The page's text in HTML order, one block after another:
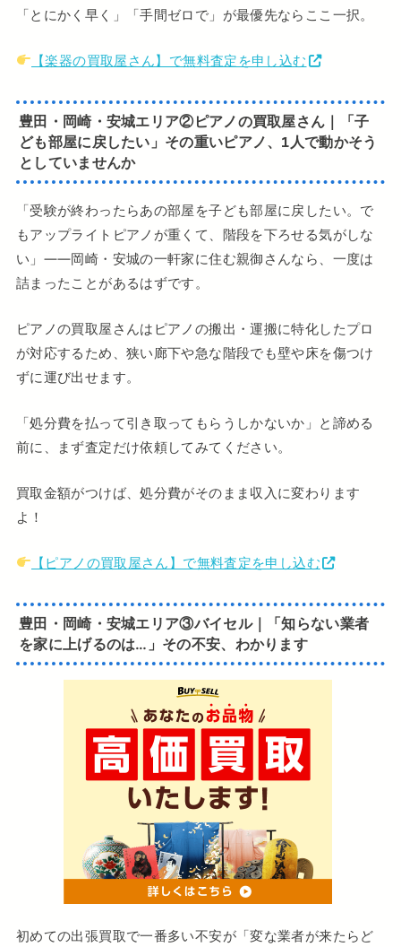
「とにかく早く」「手間ゼロで」が最優先ならここ一択。
【楽器の買取屋さん】で無料査定を申し込む
豊田・岡崎・安城エリア②ピアノの買取屋さん｜「子
ども部屋に戻したい」その重いピアノ、1人で動かそう
としていませんか
「受験が終わったらあの部屋を子ども部屋に戻したい。で
もアップライトピアノが重くて、階段を下ろせる気がしな
い」——岡崎・安城の一軒家に住む親御さんなら、一度は
詰まったことがあるはずです。
ピアノの買取屋さんはピアノの搬出・運搬に特化したプロ
が対応するため、狭い廊下や急な階段でも壁や床を傷つけ
ずに運び出せます。
「処分費を払って引き取ってもらうしかないか」と諦める
前に、まず査定だけ依頼してみてください。
買取金額がつけば、処分費がそのまま収入に変わります
よ！
【ピアノの買取屋さん】で無料査定を申し込む
豊田・岡崎・安城エリア③バイセル｜「知らない業者
を家に上げるのは…」その不安、わかります
初めての出張買取で一番多い不安が「変な業者が来たらど